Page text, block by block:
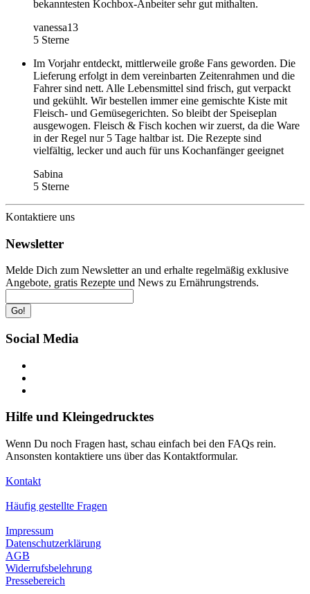
bekanntesten Kochbox-Anbeiter sehr gut mithalten.
vanessa13
5 Sterne
Im Vorjahr entdeckt, mittlerweile große Fans geworden. Die
Lieferung erfolgt in dem vereinbarten Zeitenrahmen und die
Fahrer sind nett. Alle Lebensmittel sind frisch, gut verpackt
und gekühlt. Wir bestellen immer eine gemischte Kiste mit
Fleisch- und Gemüsegerichten. So bleibt der Speiseplan
ausgewogen. Fleisch & Fisch kochen wir zuerst, da die Ware
in der Regel nur 5 Tage haltbar ist. Die Rezepte sind
vielfältig, lecker und auch für uns Kochanfänger geeignet
Sabina
5 Sterne
Kontaktiere uns
Newsletter
Melde Dich zum Newsletter an und erhalte regelmäßig exklusive
Angebote, gratis Rezepte und News zu Ernährungstrends.
Go!
Social Media
Hilfe und Kleingedrucktes
Wenn Du noch Fragen hast, schau einfach bei den FAQs rein.
Ansonsten kontaktiere uns über das Kontaktformular.
Kontakt
Häufig gestellte Fragen
Impressum
Datenschutzerklärung
AGB
Widerrufsbelehrung
Pressebereich